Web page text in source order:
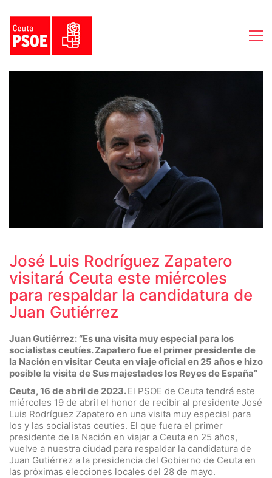
José Luis Rodríguez Zapatero
visitará Ceuta este miércoles
para respaldar la candidatura de
Juan Gutiérrez
Juan Gutiérrez: “Es una visita muy especial para los
socialistas ceutíes. Zapatero fue el primer presidente de
la Nación en visitar Ceuta en viaje oficial en 25 años e hizo
posible la visita de Sus majestades los Reyes de España”
Ceuta, 16 de abril de 2023.El PSOE de Ceuta tendrá este
miércoles 19 de abril el honor de recibir al presidente José
Luis Rodríguez Zapatero en una visita muy especial para
los y las socialistas ceutíes. El que fuera el primer
presidente de la Nación en viajar a Ceuta en 25 años,
vuelve a nuestra ciudad para respaldar la candidatura de
Juan Gutiérrez a la presidencia del Gobierno de Ceuta en
las próximas elecciones locales del 28 de mayo.